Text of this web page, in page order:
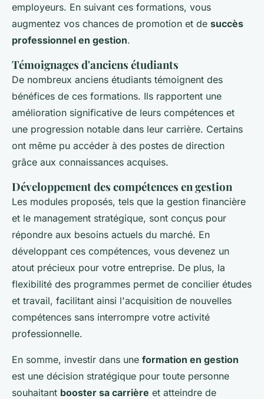
employeurs. En suivant ces formations, vous
augmentez vos chances de promotion et de succès
professionnel en gestion.
Témoignages d'anciens étudiants
De nombreux anciens étudiants témoignent des
bénéfices de ces formations. Ils rapportent une
amélioration significative de leurs compétences et
une progression notable dans leur carrière. Certains
ont même pu accéder à des postes de direction
grâce aux connaissances acquises.
Développement des compétences en gestion
Les modules proposés, tels que la gestion financière
et le management stratégique, sont conçus pour
répondre aux besoins actuels du marché. En
développant ces compétences, vous devenez un
atout précieux pour votre entreprise. De plus, la
flexibilité des programmes permet de concilier études
et travail, facilitant ainsi l'acquisition de nouvelles
compétences sans interrompre votre activité
professionnelle.
En somme, investir dans une formation en gestion
est une décision stratégique pour toute personne
souhaitant booster sa carrière et atteindre de